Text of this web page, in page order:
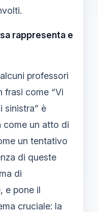
rappresenta e
professori
frasi come “Vi
sinistra” è
come un atto di
un tentativo
di queste
di
e pone il
cruciale: la